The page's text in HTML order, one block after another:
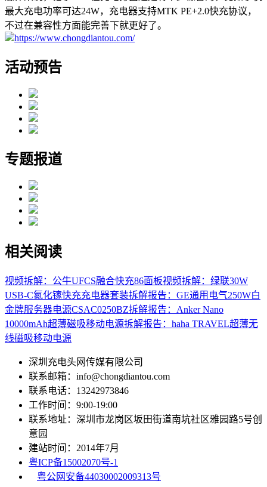
最大充电功率可达24W，充电器支持MTK PE+2.0快充协议，
不过在兼容性方面能完善下就更好了。
https://www.chongdiantou.com/
活动预告
专题报道
相关阅读
视频拆解：公牛UFCS融合快充86面板视频拆解：绿联30W
USB-C氮化镓快充充电器套装拆解报告：GE通用电气250W白
金牌服务器电源CSAC0250BZ拆解报告：Anker Nano
10000mAh超薄磁吸移动电源拆解报告：haha TRAVEL超薄无
线磁吸移动电源
深圳充电头网传媒有限公司
联系邮箱：info@chongdiantou.com
联系电话：13242973846
工作时间：9:00-19:00
联系地址：深圳市龙岗区坂田街道南坑社区雅园路5号创
意园
建站时间：2014年7月
粤ICP备15002070号-1
粤公网安备44030002009313号